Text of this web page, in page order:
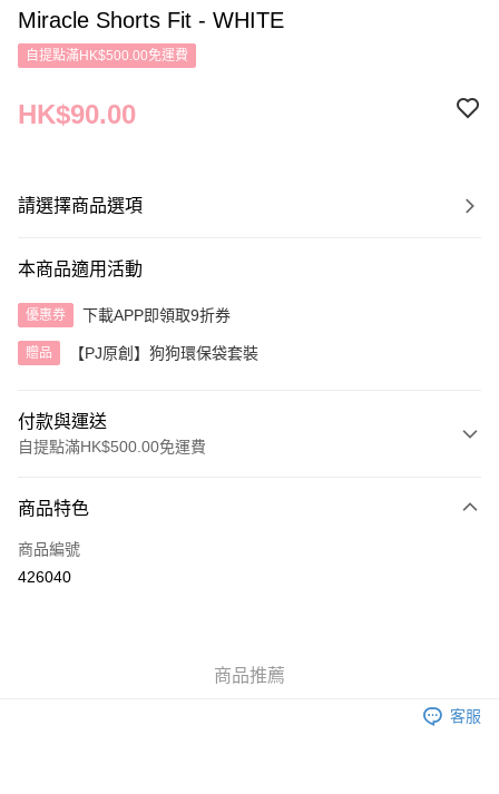
Miracle Shorts Fit - WHITE
自提點滿HK$500.00免運費
HK$90.00
請選擇商品選項
本商品適用活動
優惠券 下載APP即領取9折券
贈品 【PJ原創】狗狗環保袋套裝
付款與運送
自提點滿HK$500.00免運費
信用卡
AlipayHK
每筆HK$40.00，滿HK$500.00或以上免運費
商品特色
商品編號
426040
商品推薦
客服